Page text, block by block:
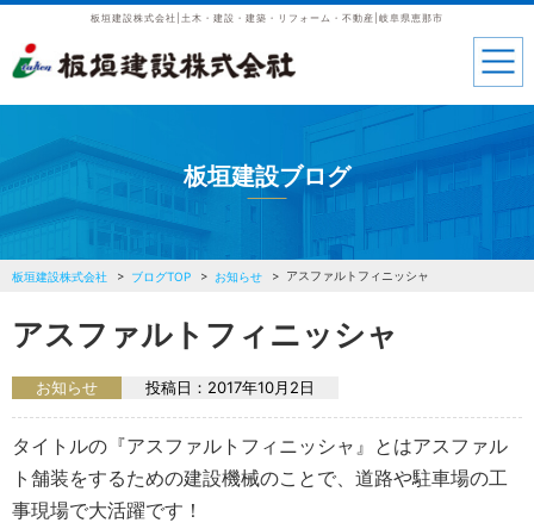
板垣建設株式会社|土木・建設・建築・リフォーム・不動産|岐阜県恵那市
板垣建設ブログ
板垣建設株式会社 ブログTOP お知らせ アスファルトフィニッシャ
アスファルトフィニッシャ
お知らせ 投稿日： 2017年10月2日
タイトルの『アスファルトフィニッシャ』とはアスファル
ト舗装をするための建設機械のことで、道路や駐車場の工
事現場で大活躍です！